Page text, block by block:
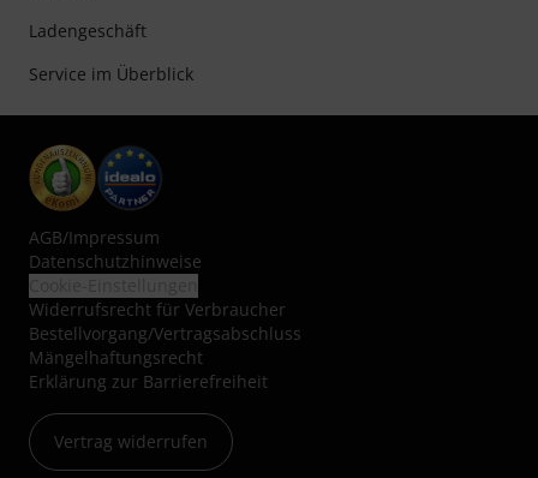
Ladengeschäft
Service im Überblick
AGB/Impressum
Datenschutzhinweise
Widerrufsrecht für Verbraucher
Bestellvorgang/Vertragsabschluss
Mängelhaftungsrecht
Erklärung zur Barrierefreiheit
Vertrag widerrufen